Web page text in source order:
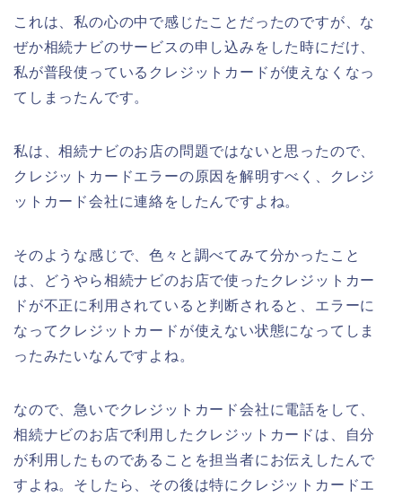
これは、私の心の中で感じたことだったのですが、な
ぜか相続ナビのサービスの申し込みをした時にだけ、
私が普段使っているクレジットカードが使えなくなっ
てしまったんです。
私は、相続ナビのお店の問題ではないと思ったので、
クレジットカードエラーの原因を解明すべく、クレジ
ットカード会社に連絡をしたんですよね。
そのような感じで、色々と調べてみて分かったこと
は、どうやら相続ナビのお店で使ったクレジットカー
ドが不正に利用されていると判断されると、エラーに
なってクレジットカードが使えない状態になってしま
ったみたいなんですよね。
なので、急いでクレジットカード会社に電話をして、
相続ナビのお店で利用したクレジットカードは、自分
が利用したものであることを担当者にお伝えしたんで
すよね。そしたら、その後は特にクレジットカードエ